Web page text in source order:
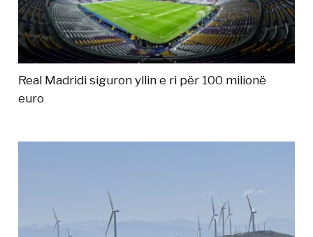
Real Madridi siguron yllin e ri për 100 milionë
euro